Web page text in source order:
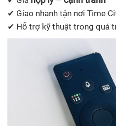
✔ Giao nhanh tận nơi Time
✔ Hỗ trợ kỹ thuật trong quá